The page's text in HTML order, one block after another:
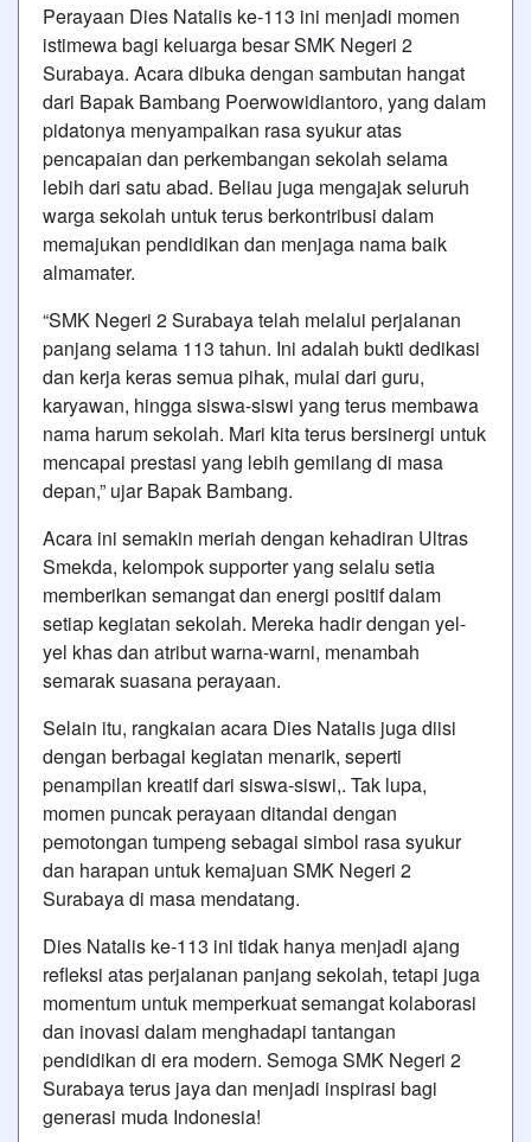
Perayaan Dies Natalis ke-113 ini menjadi momen
istimewa bagi keluarga besar SMK Negeri 2
Surabaya. Acara dibuka dengan sambutan hangat
dari Bapak Bambang Poerwowidiantoro, yang dalam
pidatonya menyampaikan rasa syukur atas
pencapaian dan perkembangan sekolah selama
lebih dari satu abad. Beliau juga mengajak seluruh
warga sekolah untuk terus berkontribusi dalam
memajukan pendidikan dan menjaga nama baik
almamater.
“SMK Negeri 2 Surabaya telah melalui perjalanan
panjang selama 113 tahun. Ini adalah bukti dedikasi
dan kerja keras semua pihak, mulai dari guru,
karyawan, hingga siswa-siswi yang terus membawa
nama harum sekolah. Mari kita terus bersinergi untuk
mencapai prestasi yang lebih gemilang di masa
depan,” ujar Bapak Bambang.
Acara ini semakin meriah dengan kehadiran Ultras
Smekda, kelompok supporter yang selalu setia
memberikan semangat dan energi positif dalam
setiap kegiatan sekolah. Mereka hadir dengan yel-
yel khas dan atribut warna-warni, menambah
semarak suasana perayaan.
Selain itu, rangkaian acara Dies Natalis juga diisi
dengan berbagai kegiatan menarik, seperti
penampilan kreatif dari siswa-siswi,. Tak lupa,
momen puncak perayaan ditandai dengan
pemotongan tumpeng sebagai simbol rasa syukur
dan harapan untuk kemajuan SMK Negeri 2
Surabaya di masa mendatang.
Dies Natalis ke-113 ini tidak hanya menjadi ajang
refleksi atas perjalanan panjang sekolah, tetapi juga
momentum untuk memperkuat semangat kolaborasi
dan inovasi dalam menghadapi tantangan
pendidikan di era modern. Semoga SMK Negeri 2
Surabaya terus jaya dan menjadi inspirasi bagi
generasi muda Indonesia!